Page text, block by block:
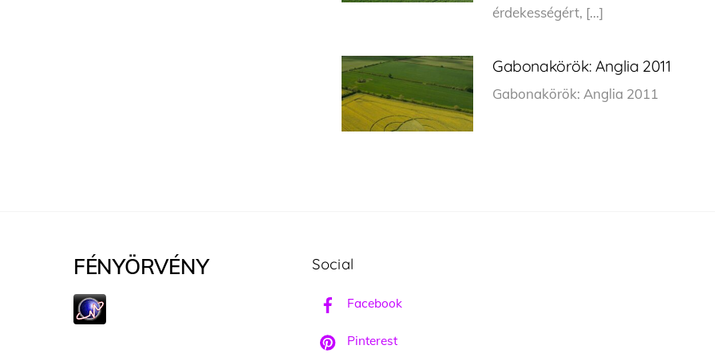
érdekességért, […]
Gabonakörök: Anglia 2011
Gabonakörök: Anglia
FÉNYÖRVÉNY Social
Facebook
Pinterest